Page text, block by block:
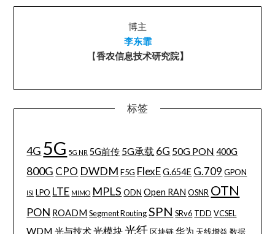
博主
李东霏
【香农信息技术研究院】
标签
4G 5G 5G NR 5G前传 5G承载 6G 50G PON 400G
800G CPO DWDM F5G FlexE G.654E G.709 GPON
ISI LPO LTE MIMO MPLS ODN Open RAN OSNR OTN
PON ROADM Segment Routing SPN SRv6 TDD VCSEL
WDM 光与技术 光模块光纤 区块链 华为 天线增益 数据